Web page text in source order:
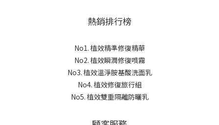
熱銷排行榜
No1. 植效精準修復精華
No2. 植效瞬潤修復噴霧
No3. 植效溫淨胺基酸洗面乳
No4. 植效修復旅行組
No5. 植效雙重隔離防曬乳